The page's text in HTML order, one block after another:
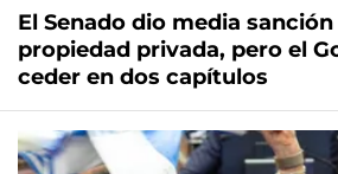
El Senado dio media
propiedad privada, pero el
ceder en dos capítulos